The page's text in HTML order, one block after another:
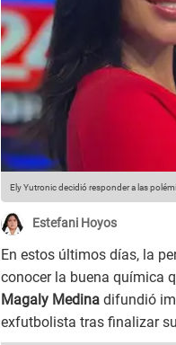
Ely Yutronic decidió responder a las
Estefani Hoyos
En estos últimos días, la
conocer la buena química
Magaly Medina difundió
exfutbolista tras finalizar